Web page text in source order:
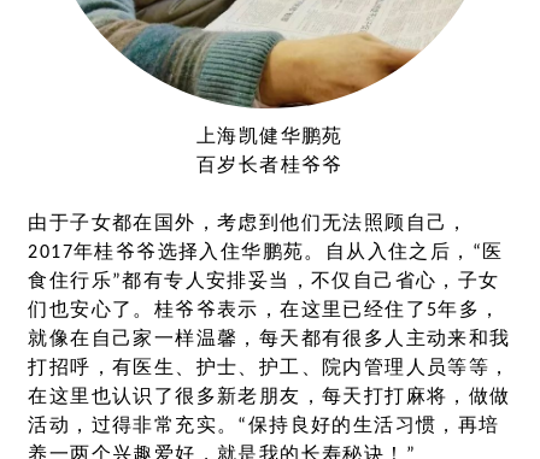
上海凯健华鹏苑
百岁长者桂爷爷
由于子女都在国外，考虑到他们无法照顾自己，
2017年桂爷爷选择入住华鹏苑。自从入住之后， “ 医
食住行乐”都有专人安排妥当，不仅自己省心，子女
们也安心了。桂爷爷表示，在这里已经住了 5年多，
就像在自己家一样温馨，每天都有很多人主动来和我
打招呼，有医生、护士、护工、院内管理人员等等，
在这里也认识了很多新老朋友，每天打打麻将，做做
活动，过得非常充实。 “保持良好的生活习惯，再培